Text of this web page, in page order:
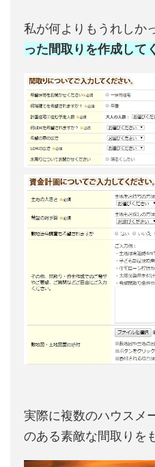
私が何よりもうれしか
った間取りを作成して
実際に複数のハウスメ
のある素敵な間取りを